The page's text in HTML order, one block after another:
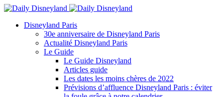
Disneyland Paris
30e anniversaire de Disneyland Paris
Actualité Disneyland Paris
Le Guide
Le Guide Disneyland
Articles guide
Les dates les moins chères de 2022
Prévisions d’affluence Disneyland Paris : éviter